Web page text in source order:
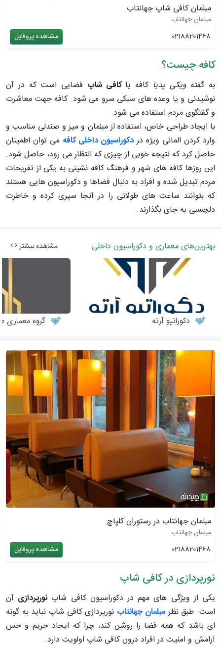
مبلمان کافی شاپ جهانتاب
مبلمان جهانتاب
02188201468
مشاهده پروفایل
کافه چیست؟
به گفتهویکی پدیا کافه یا کافی شاپ فضایی است که در آن
نوشیدنی و یا وعده های سبکی سرو می شود. کافه جهت معاشرت
و گفتگوی مردم استفاده می شود.
با ایجاد طراحی خاص، استفاده از مبلمان و میز و صندلی مناسب و
وارد کردن المانی ویژه دردکوراسیون داخلی کافه می توان اطمینان
حاصل کرد که نتیجه خوبی از چیزی که انتظار می رود، حاصل شود.
این روزها کافه های شهر و فرهنگ کافه نشینی به یکی از تفریحات
مردم تبدیل شده و افراد به دنبال فضاها و دکوراسیون هایی هستند
که بتوانند ساعت های طولانی را در آنجا سپری کرده و خاطرت
دلچسبی به جای بگذارند.
بهترین‌های معماری و دکوراسیون داخلی مشاهده بیشتر
دکوراتیو آرته گروه معماری
مبلمان جهانتاب در رستوران کلپاچ
مبلمان جهانتاب
02188201468
مشاهده پروفایل
نورپردازی در کافی شاپ
یکی از ویژگی های مهم در دکوراسیون کافی شاپ نورپردازی آن
است. طبق نظرمبلمان جهانتاب نورپردازی کافی شاپ نباید به گونه
ای باشد که همه فضا را روشن کند، چرا که ایجاد حریم و حس
آرامش و امنیت در افراد درون کافی شاپ اولویت دارد.